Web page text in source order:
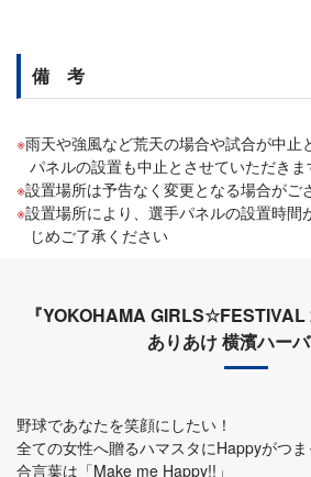
備 考
雨天や強風など荒天の場合や試合が中止
パネルの設置も中止とさせていただきま
設置場所は予告なく変更となる場合がご
設置場所により、選手パネルの設置時間
じめご了承ください
『YOKOHAMA
ありあけ 横濱ハーバ
野球であなたを笑顔にしたい！
全ての女性へ贈るハマスタにHappyがつ
合言葉は「Make me Happy!!」